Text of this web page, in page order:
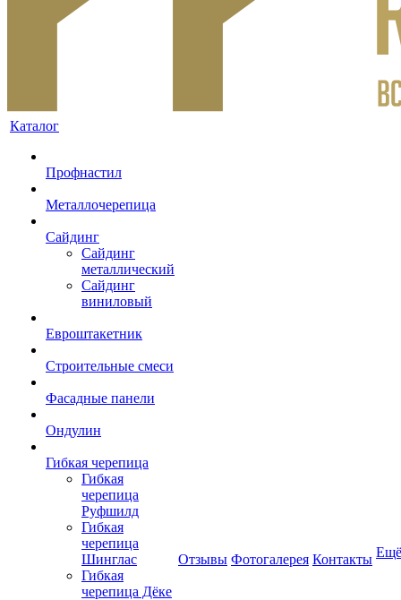
Каталог
Профнастил
Металлочерепица
Сайдинг
Сайдинг
металлический
Сайдинг
виниловый
Евроштакетник
Строительные смеси
Фасадные панели
Ондулин
Гибкая черепица
Гибкая
черепица
Руфшилд
Гибкая
черепица
Шинглас
Гибкая
черепица Дёке
Отзывы Фотогалерея Контакты Ещё